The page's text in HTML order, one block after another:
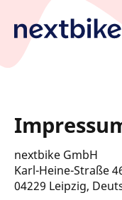
Hauptinhalt
springen
nextbike GmbH
Karl-Heine-Straße
04229 Leipzig,